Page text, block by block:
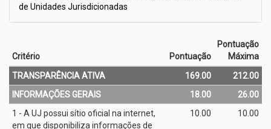
de Unidades Jurisdicionadas
Critério Pontuação
Pontuação
Máxima
TRANSPARÊNCIA ATIVA
169.00
212.00
INFORMAÇÕES GERAIS
18.00
26.00
1 - A UJ possui sítio oficial na internet,
em que disponibiliza informações de
10.00 10.00